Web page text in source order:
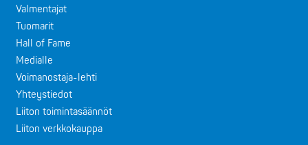
Valmentajat
Tuomarit
Hall of Fame
Medialle
Voimanostaja-lehti
Yhteystiedot
Liiton toimintasäännöt
Liiton verkkokauppa